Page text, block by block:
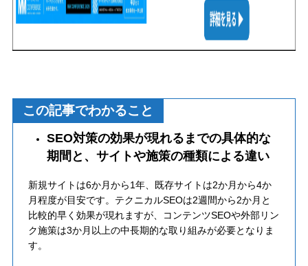
この記事でわかること
SEO対策の効果が現れるまでの具体的な
期間と、サイトや施策の種類による違い
新規サイトは6か月から1年、既存サイトは2か月から4か
月程度が目安です。テクニカルSEOは2週間から2か月と
比較的早く効果が現れますが、コンテンツSEOや外部リン
ク施策は3か月以上の中長期的な取り組みが必要となりま
す。